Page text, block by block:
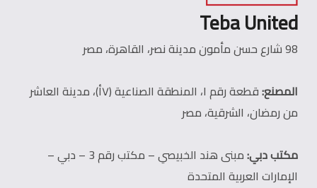
Teba United
98 شارع حسن مأمون مدينة نصر، القاهرة، مصر
المصنع:
قطعة رقم ١، المنطقة الصناعية (٧أ)، مدينة العاشر
من رمضان، الشرقية، مصر
مكتب دبي:
مبنى هند الخبيصي – مكتب رقم 3 – دبي –
الإمارات العربية المتحدة